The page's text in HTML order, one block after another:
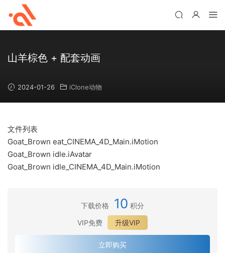
山羊棕色 + 配套动画
2024-01-26 iClone动物
文件列表
Goat_Brown eat_CINEMA_4D_Main.iMotion
Goat_Brown idle.iAvatar
Goat_Brown idle_CINEMA_4D_Main.iMotion
下载价格 10 积分
VIP免费
升级VIP
立即购买